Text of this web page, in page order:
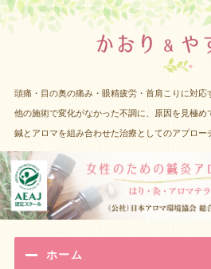
頭痛・目の奥の痛み・眼精疲労・首肩こりに対応
他の施術で変化がなかった不調に、原因を見極め
鍼とアロマを組み合わせた治療としてのアプロー
ホーム